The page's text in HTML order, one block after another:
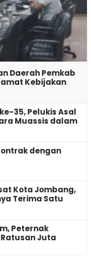
Daerah Pemkab
Kebijakan
35, Pelukis Asal
Muassis dalam
dengan
Kota Jombang,
Terima Satu
Peternak
Juta